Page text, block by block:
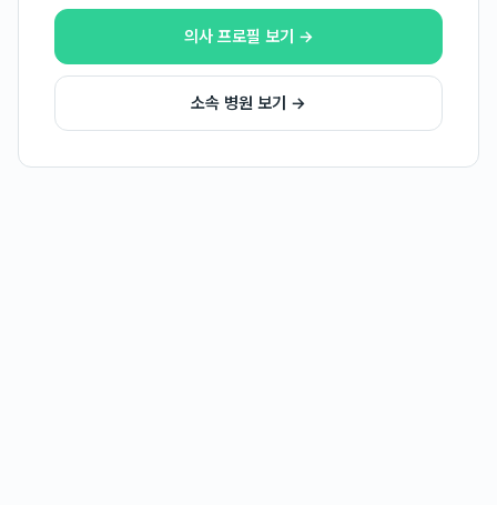
의사 프로필 보기 →
소속 병원 보기 →